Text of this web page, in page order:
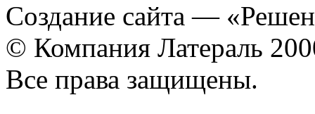
Создание сайта —
© Компания Латераль
Все права защищены.